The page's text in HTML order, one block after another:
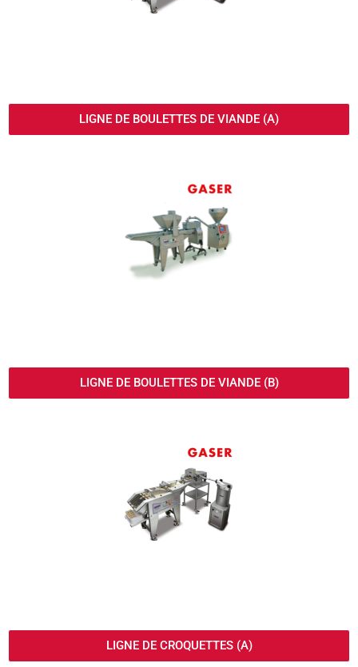
LIGNE DE BOULETTES DE VIANDE (A)
LIGNE DE BOULETTES DE VIANDE (B)
LIGNE DE CROQUETTES (A)